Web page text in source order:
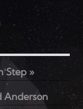
Step »
Anderson